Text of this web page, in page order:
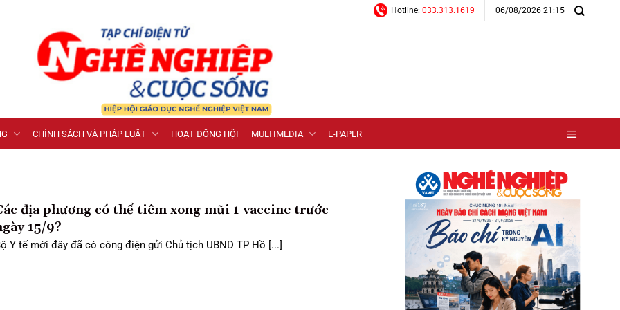
Hotline: 033.313.1619 06/08/2026 21:15
CHÍNH SÁCH VÀ PHÁP LUẬT HOẠT ĐỘNG HỘI MULTIMEDIA E-PAPER
địa phương có thể tiêm xong mũi 1 vaccine trước
15/9?
Y tế mới đây đã có công điện gửi Chủ tịch UBND TP Hồ [...]